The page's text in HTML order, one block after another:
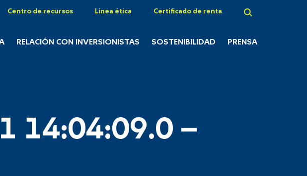
Centro de recursos Línea ética Certificado de renta
RELACIÓN CON INVERSIONISTAS SOSTENIBILIDAD PRENSA
14:04:09.0 –